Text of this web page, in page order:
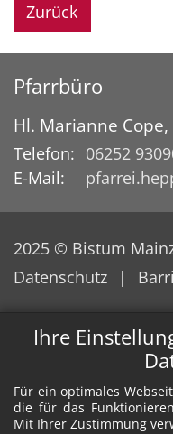
Ihre
Für ein optimales
die für das
Mit Ihrer Zustimmung
Zurück
Pfarrbüro
Hl. Marianne
Telefon: 06252
E-Mail:
2025 © Bistum
Datenschutz